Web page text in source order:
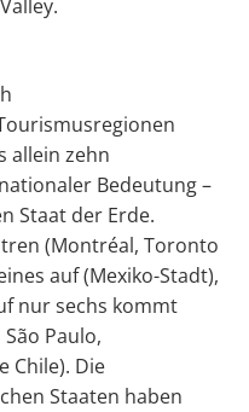
allein zehn
Bedeutung –
Staat der Erde.
(Montréal, Toronto
auf (Mexiko-Stadt),
nur sechs kommt
Paulo,
Chile). Die
Staaten haben